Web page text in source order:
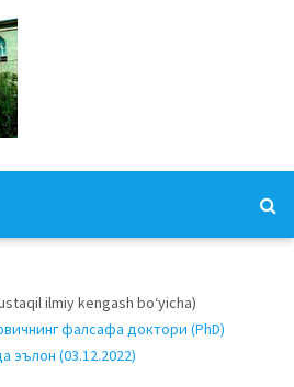
ilmiy kengash bo‘yicha)
фалсафа доктори (PhD)
эълон (03.12.2022)